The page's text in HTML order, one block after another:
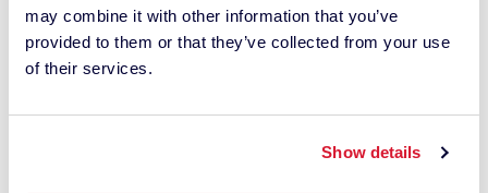
may combine it with other information that you’ve
provided to them or that they’ve collected from your use
of their services.
Show details
Famille Spectro 1000
Le Spectro 1000 offre la plus haute précision de la